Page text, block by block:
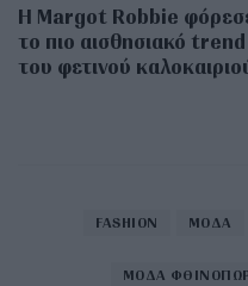
Η Margot Robbie
το πιο αισθησιακό trend
του φετινού
FASHION ΜΟΔΑ
ΜΟΔΑ